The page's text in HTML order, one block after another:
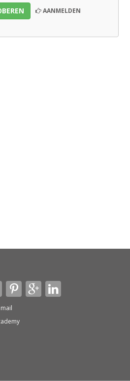
AANMELDEN
mail